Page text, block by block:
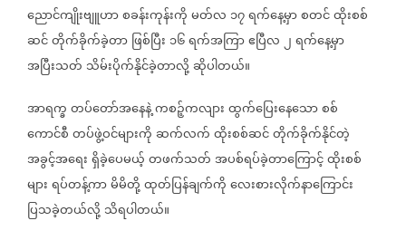
ညောင်ကျိုးဗျူဟာစခန်းကုန်းကိုမတ်လ ၁၇ရက်နေ့မှာစတင်ထိုးစစ်
ဆင်တိုက်ခိုက်ခဲ့တာဖြစ်ပြီး ၁၆ရက်အကြာဧပြီလ၂ရက်နေ့မှာ
အပြီးသတ် သိမ်းပိုက်နိုင်ခဲ့တာလို့ဆိုပါတယ်။
အာရက္ခတပ်တော်အနေနဲ့ကစဉ့်ကလျားထွက်ပြေးနေသောစစ်
ကောင်စီတပ်ဖွဲ့ဝင်များကိုဆက်လက်ထိုးစစ်ဆင်တိုက်ခိုက်နိုင်တဲ့
အခွင့်အရေးရှိခဲ့ပေမယ့်တဖက်သတ်အပစ်ရပ်ခဲ့တာကြောင့်ထိုးစစ်
များရပ်တန့်ကာမိမိတို့ထုတ်ပြန်ချက်ကိုလေးစားလိုက်နာကြောင်း
ပြသခဲ့တယ်လို့သိရပါတယ်။